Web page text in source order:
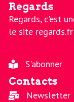
Regards
Regards, c'est
le site regards.fr
S'abonner
Contacts
Newsletter